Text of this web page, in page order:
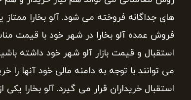
های جداگانه فروخته می شود. آلو بخارا
فروش عمده آلو بخارا در شهر خود با قیمت
استقبال و قیمت بازار آلو شهر خود داشته
می توانند با توجه به دامنه مالی خود آنها
استقبال خریداران قرار می گیرد. آلو بخارا